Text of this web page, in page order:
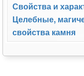
Свойства и
Целебные,
свойства камня